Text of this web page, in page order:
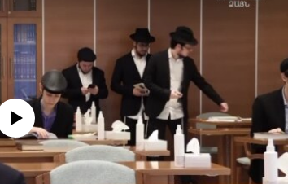
currently available